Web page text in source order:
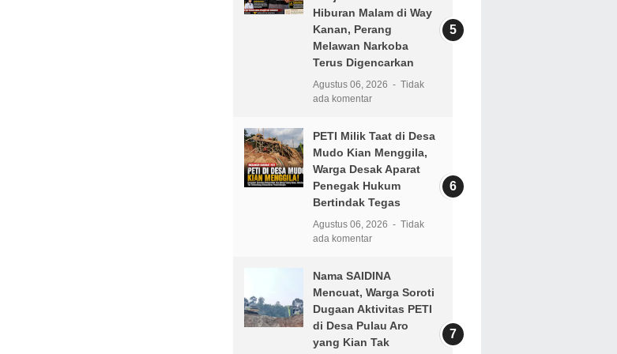
Hiburan Malam di Way
Kanan, Perang
Melawan Narkoba
Terus Digencarkan
Agustus 06, 2026
Tidak
ada komentar
PETI Milik Taat di Desa
Mudo Kian Menggila,
Warga Desak Aparat
Penegak Hukum
Bertindak Tegas
Agustus 06, 2026
Tidak
ada komentar
Nama SAIDINA
Mencuat, Warga Soroti
Dugaan Aktivitas PETI
di Desa Pulau Aro
yang Kian Tak